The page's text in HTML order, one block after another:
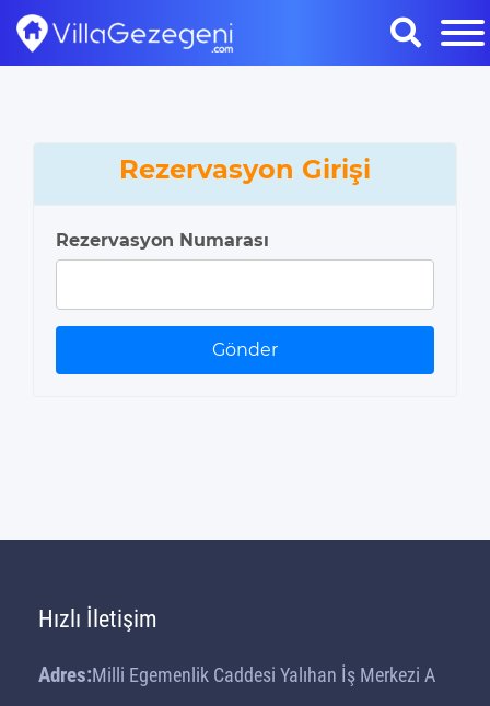
Rezervasyon Girişi
Rezervasyon Numarası
Gönder
Hızlı İletişim
Adres:Milli Egemenlik Caddesi Yalıhan İş Merkezi A